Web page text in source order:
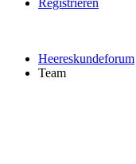
Registrieren
Heereskundeforum
Team